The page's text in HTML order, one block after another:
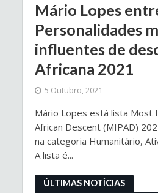
Mário Lopes
Personalidades
influentes de
Africana 2021
5 Outubro, 2021
Mário Lopes está lista Most
African Descent (MIPAD)
na categoria Humanitário,
A lista é...
ÚLTIMAS NOTÍCIAS